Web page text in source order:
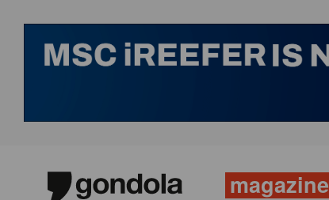
magazine